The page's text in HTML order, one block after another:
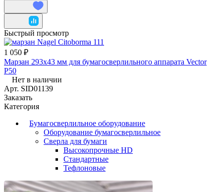
Быстрый просмотр
1 050 ₽
Марзан 293х43 мм для бумагосверлильного аппарата Vector
P50
Нет в наличии
Арт. SID01139
Заказать
Категория
Бумагосверлильное оборудование
Оборудование бумагосверлильное
Сверла для бумаги
Высокопрочные HD
Стандартные
Тефлоновые